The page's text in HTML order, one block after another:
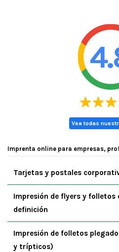
Vea todas
Imprenta online para empresas,
Tarjetas y postales
Impresión de flyers y
definición
Impresión de folletos
y trípticos)